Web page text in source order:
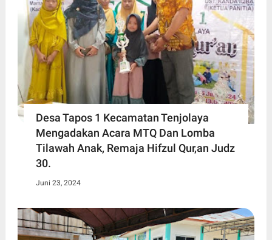
Desa Tapos 1 Kecamatan Tenjolaya
Mengadakan Acara MTQ Dan Lomba
Tilawah Anak, Remaja Hifzul Qur,an Judz
30.
Juni 23, 2024